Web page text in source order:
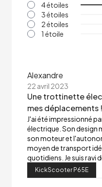
4 étoiles
3 étoiles
2 étoiles
1 étoile
Alexandre
22 avril 2023
Une trottinette
mes déplacements !
J'ai été impressionné
électrique. Son design
son moteur et
moyen de transport
quotidiens. Je suis ravi
KickScooter P65E